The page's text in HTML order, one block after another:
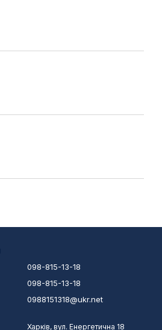
098-815-13-18
098-815-13-18
0988151318@ukr.net
Харків, вул. Енергетична 18